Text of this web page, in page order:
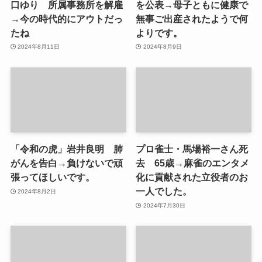
口ゆり 所属事務所を解雇
→今の時代的にアウトだっ
たね
2024年8月11日
を公表→母子ともに健康で
無事ご出産されたようで何
よりです。
2024年8月9日
「令和の虎」岩井良明 肺
がんを告白→負けないで頑
張ってほしいです。
2024年8月2日
プロ雀士・馬場裕一さん死
去 65歳→麻雀のエンタメ
化に貢献された立役者のお
一人でした。
2024年7月30日